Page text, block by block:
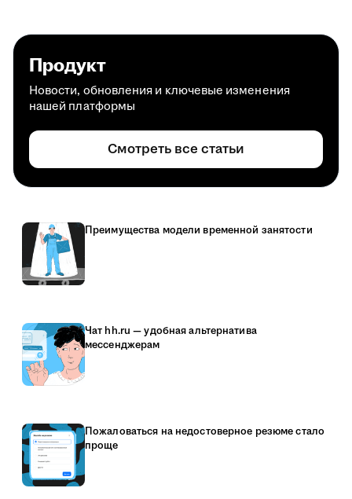
Продукт
Новости, обновления и ключевые изменения
нашей платформы
Смотреть все статьи
Преимущества модели временной занятости
Чат hh.ru — удобная альтернатива
мессенджерам
Пожаловаться на недостоверное резюме стало
проще